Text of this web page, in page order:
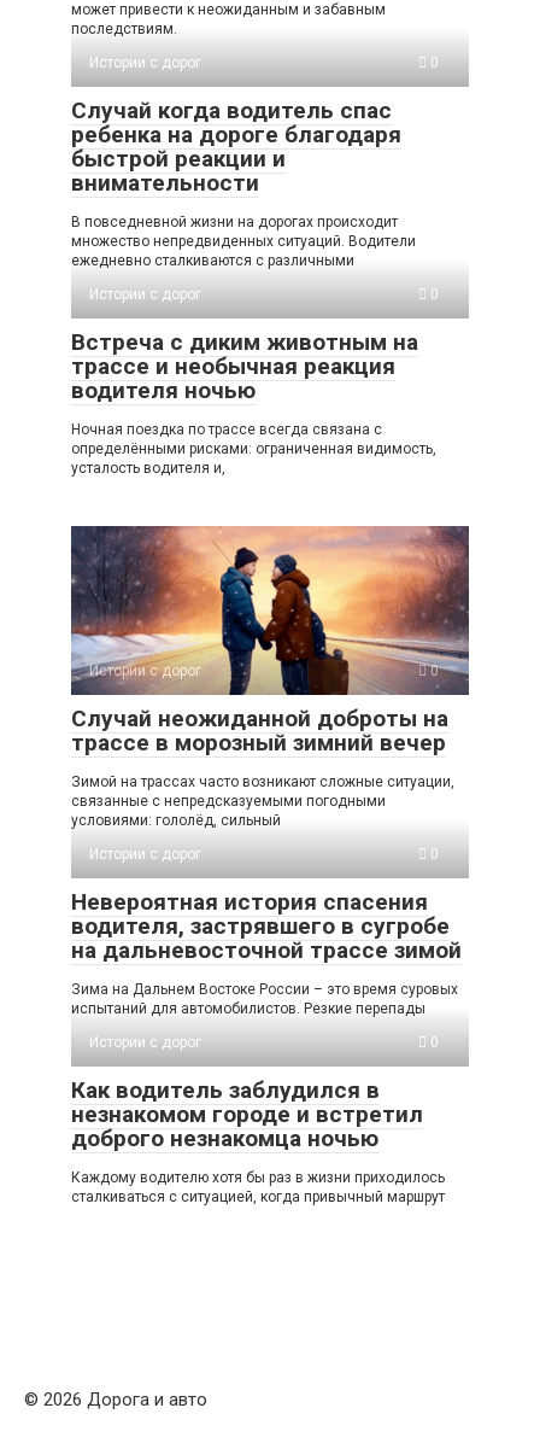
может привести к неожиданным и забавным
последствиям.
Истории с дорог
0
Случай когда водитель спас
ребенка на дороге благодаря
быстрой реакции и
внимательности
В повседневной жизни на дорогах происходит
множество непредвиденных ситуаций. Водители
ежедневно сталкиваются с различными
Истории с дорог
0
Встреча с диким животным на
трассе и необычная реакция
водителя ночью
Ночная поездка по трассе всегда связана с
определёнными рисками: ограниченная видимость,
усталость водителя и,
Истории с дорог 0
Случай неожиданной доброты на
трассе в морозный зимний вечер
Зимой на трассах часто возникают сложные ситуации,
связанные с непредсказуемыми погодными
условиями: гололёд, сильный
Истории с дорог
0
Невероятная история спасения
водителя, застрявшего в сугробе
на дальневосточной трассе зимой
Зима на Дальнем Востоке России – это время суровых
испытаний для автомобилистов. Резкие перепады
Истории с дорог
0
Как водитель заблудился в
незнакомом городе и встретил
доброго незнакомца ночью
Каждому водителю хотя бы раз в жизни приходилось
сталкиваться с ситуацией, когда привычный маршрут
© 2026 Дорога и авто